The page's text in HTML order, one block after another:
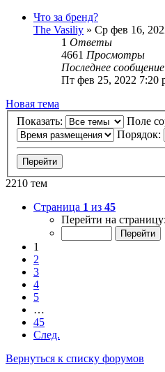
Что за бренд?
The Vasiliy » Ср фев 16,
1 Ответы
4661 Просмотры
Последнее сообщение
Пт фев 25, 2022 7:20
Новая тема
Показать:
Поле
Порядок:
2210 тем
Страница 1 из 45
Перейти на страницу:
1
2
3
4
5
…
45
След.
Вернуться к списку форумов